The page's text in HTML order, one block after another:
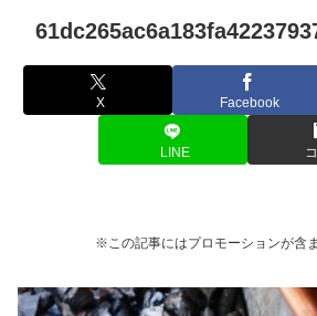
X Facebook
LINE
※この記事にはプロモーションが含